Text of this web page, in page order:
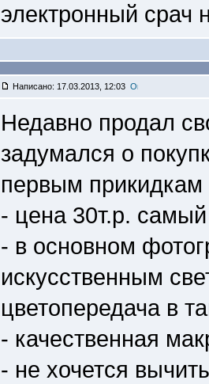
электронный срач
Написано: 17.03.2013, 12:03
Недавно продал
задумался о
первым прикидкам
- цена 30т.р.
- в основном
искусственным
цветопередача в
- качественная
- не хочется